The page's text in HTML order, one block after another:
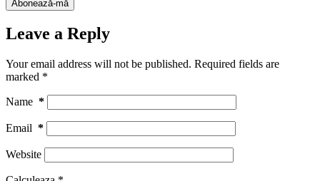
Leave a Reply
Your email address will not be published. Required fields are
marked *
Name *
Email *
Website